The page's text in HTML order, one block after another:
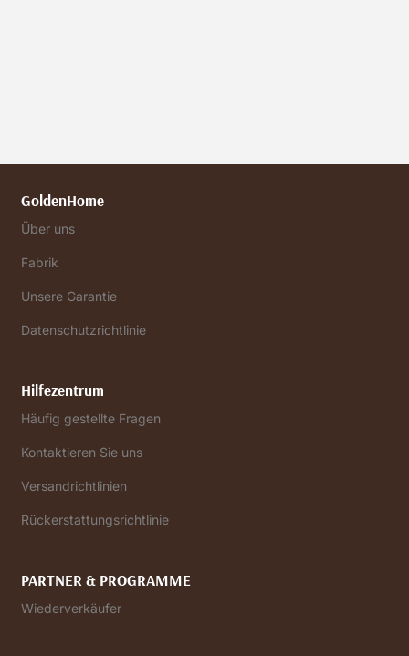
GoldenHome
Über uns
Fabrik
Unsere Garantie
Datenschutzrichtlinie
Hilfezentrum
Häufig gestellte Fragen
Kontaktieren Sie uns
Versandrichtlinien
Rückerstattungsrichtlinie
PARTNER & PROGRAMME
Wiederverkäufer